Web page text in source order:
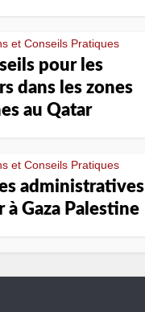
et Conseils Pratiques
pour les
dans les zones
au Qatar
et Conseils Pratiques
administratives
à Gaza Palestine